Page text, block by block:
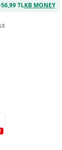
56,99 TLKB MONEY